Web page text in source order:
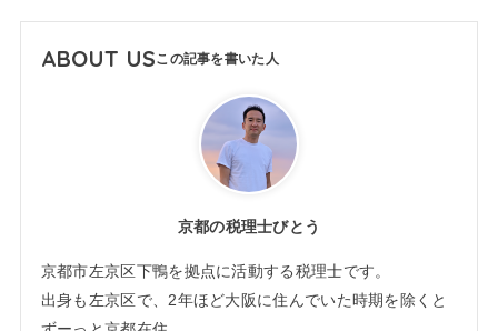
ABOUT US
京都の税理士びとう
京都市左京区下鴨を拠点に活動する税理士です。
出身も左京区で、2年ほど大阪に住んでいた時期を除くと